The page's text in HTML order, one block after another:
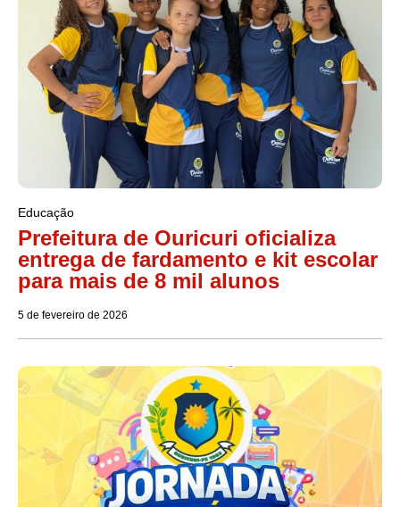
Educação
Prefeitura de Ouricuri oficializa
entrega de fardamento e kit escolar
para mais de 8 mil alunos
5 de fevereiro de 2026